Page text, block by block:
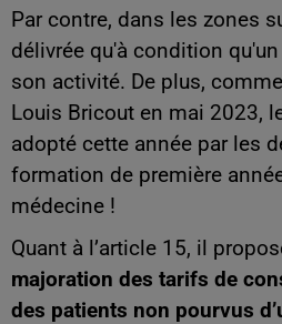
Par contre, dans les zones
délivrée qu'à condition
son activité. De plus,
Louis Bricout en mai 2023,
adopté cette année par les
formation de première
médecine !
Quant à l’article 15, il
majoration des tarifs de
des patients non pourvus